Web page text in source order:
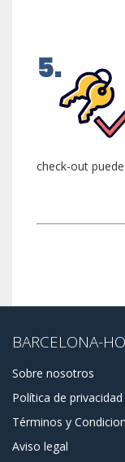
check-out
BARCELONA-
Sobre nosotros
Política de privacidad
Términos y
Aviso legal